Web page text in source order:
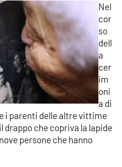
Grippo
Nel
cor
so
dell
a
cer
im
oni
a di
i parenti delle altre vittime
che copriva la lapide
persone che hanno